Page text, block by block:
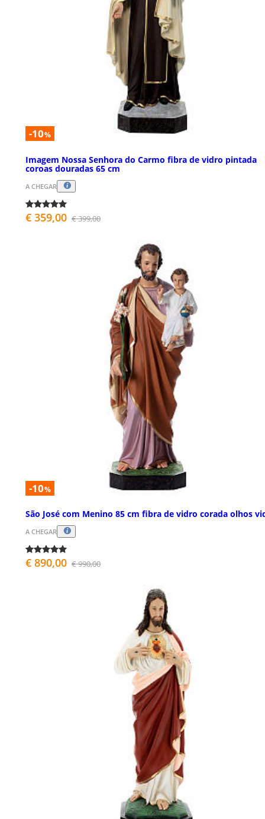
-10%
Imagem Nossa Senhora do Carmo fibra de vidro pintada
coroas douradas 65 cm
A CHEGAR
€ 359,00 € 399,00
-10%
São José com Menino 85 cm fibra de vidro corada olhos
A CHEGAR
€ 890,00 € 990,00